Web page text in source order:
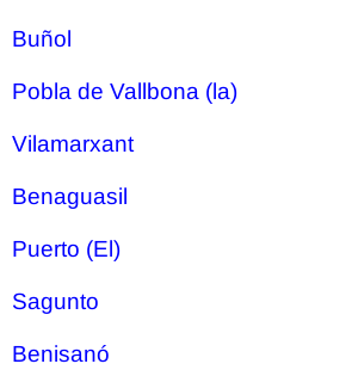
Buñol
Pobla de Vallbona (la)
Vilamarxant
Benaguasil
Puerto (El)
Sagunto
Benisanó